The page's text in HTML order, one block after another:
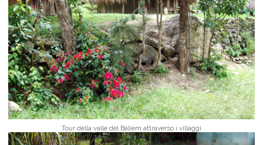
Tour della valle del Baliem attraverso i villaggi